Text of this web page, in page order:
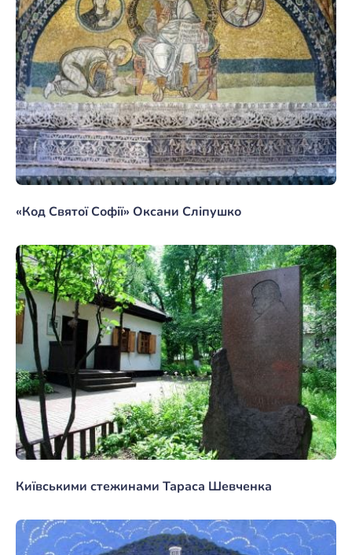
«Код Святої Софії» Оксани Сліпушко
Київськими стежинами Тараса Шевченка